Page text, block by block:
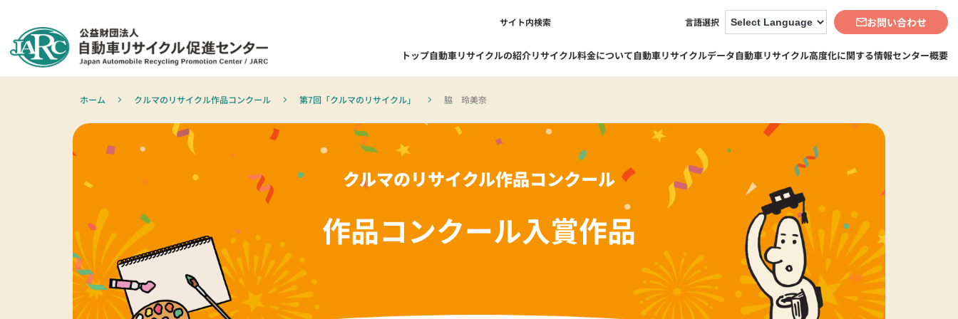
サイト内検索 言語選択 お問い合わせ
トップ自動車リサイクルの紹介
1-1. 自動車リサイクルを知る
要
1-1-3. 自動車リサイクル制度の成
リサイクル料金について自動車リサイクルデータ
3-2. 自動車リサイクルデータBook
3-2-1. 自動車リサイクルデータビ
ュー（地図・グラフ化）
自動車リサイクル高度化に関する情報センター概要
5-3. 事業
5-3-1. 資金管理業務
5-3-2. 再資源化等業務
5-3-3. 情報管理業務
ホーム クルマのリサイクル作品コンクール 第7回「クルマのリサイクル」 脇 玲美奈
クルマのリサイクル作品コンクール
作品コンクール入賞作品